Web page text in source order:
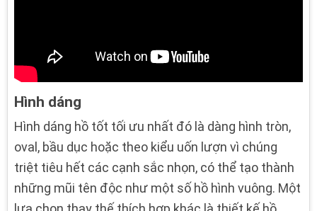
Hình dáng
Hình dáng hồ tốt tối ưu nhất đó là dàng hình tròn,
oval, bầu dục hoặc theo kiểu uốn lượn vì chúng
triệt tiêu hết các cạnh sắc nhọn, có thể tạo thành
những mũi tên độc như một số hồ hình vuông. Một